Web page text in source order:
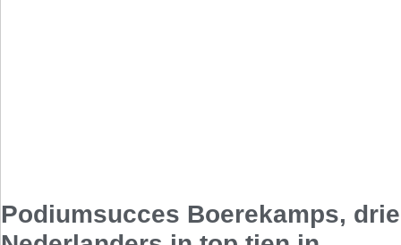
Podiumsucces Boerekamps, drie